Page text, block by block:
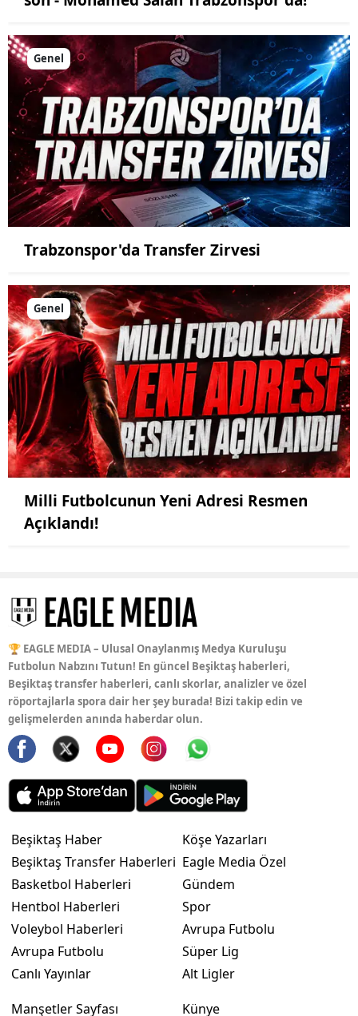
Genel
Trabzonspor'da Transfer Zirvesi
Genel
Milli Futbolcunun Yeni Adresi Resmen
Açıklandı!
🏆 EAGLE MEDIA – Ulusal Onaylanmış Medya Kuruluşu
Futbolun Nabzını Tutun! En güncel Beşiktaş haberleri,
Beşiktaş transfer haberleri, canlı skorlar, analizler ve özel
röportajlarla spora dair her şey burada! Bizi takip edin ve
gelişmelerden anında haberdar olun.
Beşiktaş Haber
Beşiktaş Transfer Haberleri
Basketbol Haberleri
Hentbol Haberleri
Voleybol Haberleri
Avrupa Futbolu
Canlı Yayınlar
Köşe Yazarları
Eagle Media Özel
Gündem
Spor
Avrupa Futbolu
Süper Lig
Alt Ligler
Manşetler Sayfası
Künye